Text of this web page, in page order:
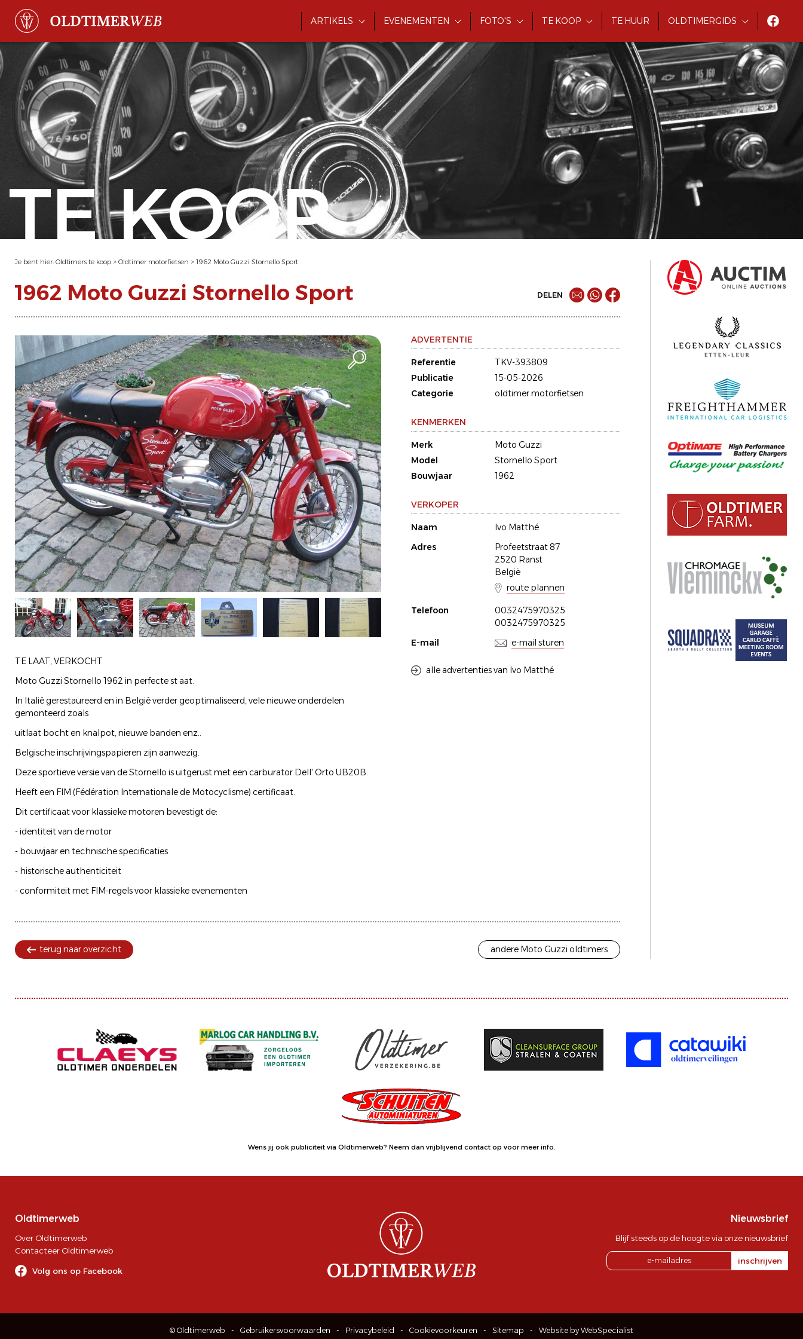
ARTIKELS EVENEMENTEN FOTO'S TE KOOP TE HUUR OLDTIMERGIDS
TE KOOP
Je bent hier: Oldtimers te koop > Oldtimer motorfietsen > 1962 Moto Guzzi Stornello Sport
1962 Moto Guzzi Stornello Sport DELEN
TE LAAT, VERKOCHT
Moto Guzzi Stornello 1962 in perfecte st aat.
In Italiê gerestaureerd en in Belgiê verder geoptimaliseerd, vele nieuwe onderdelen
gemonteerd zoals
uitlaat bocht en knalpot, nieuwe banden enz..
Belgische inschrijvingspapieren zijn aanwezig.
Deze sportieve versie van de Stornello is uitgerust met een carburator Dell' Orto UB20B.
Heeft een FIM (Fédération Internationale de Motocyclisme) certificaat.
Dit certificaat voor klassieke motoren bevestigt de:
- identiteit van de motor
- bouwjaar en technische specificaties
- historische authenticiteit
- conformiteit met FIM-regels voor klassieke evenementen
ADVERTENTIE
Referentie
TKV-393809
Publicatie
15-05-2026
Categorie
oldtimer motorfietsen
KENMERKEN
Merk
Moto Guzzi
Model
Stornello Sport
Bouwjaar
1962
VERKOPER
Naam
Ivo Matthé
Adres
Profeetstraat 87
2520 Ranst
België
route plannen
Telefoon
0032475970325
0032475970325
E-mail
e-mail sturen
alle advertenties van Ivo Matthé
terug naar overzicht andere Moto Guzzi oldtimers
Wens jij ook publiciteit via Oldtimerweb? Neem dan vrijblijvend contact op voor meer info.
Oldtimerweb
Over Oldtimerweb
Contacteer Oldtimerweb
Volg ons op Facebook
Nieuwsbrief
Blijf steeds op de hoogte via onze nieuwsbrief
inschrijven
© Oldtimerweb Gebruikersvoorwaarden Privacybeleid Cookievoorkeuren Sitemap Website by WebSpecialist